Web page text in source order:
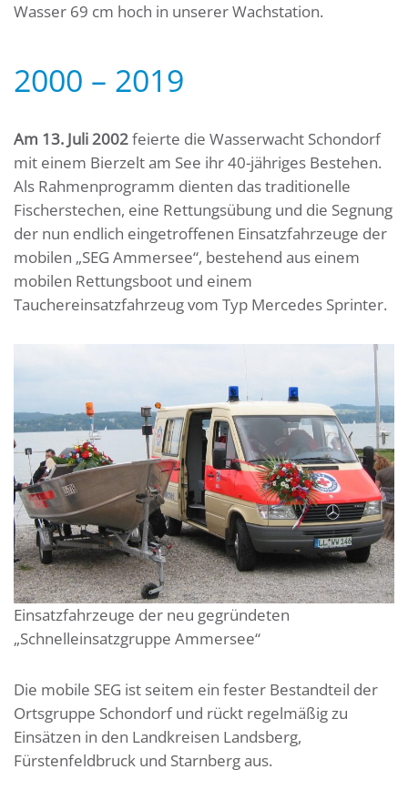
Wasser 69 cm hoch in unserer Wachstation.
2000 – 2019
Am 13. Juli 2002feierte die Wasserwacht Schondorf
mit einem Bierzelt am See ihr 40-jähriges Bestehen.
Als Rahmenprogramm dienten das traditionelle
Fischerstechen, eine Rettungsübung und die Segnung
der nun endlich eingetroffenen Einsatzfahrzeuge der
mobilen „SEG Ammersee“, bestehend aus einem
mobilen Rettungsboot und einem
Tauchereinsatzfahrzeug vom Typ Mercedes Sprinter.
Einsatzfahrzeuge der neu gegründeten
„Schnelleinsatzgruppe Ammersee“
Die mobile SEG ist seitem ein fester Bestandteil der
Ortsgruppe Schondorf und rückt regelmäßig zu
Einsätzen in den Landkreisen Landsberg,
Fürstenfeldbruck und Starnberg aus.